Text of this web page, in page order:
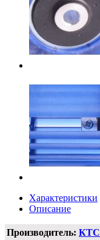
Характеристики
Описание
Производитель: КТС